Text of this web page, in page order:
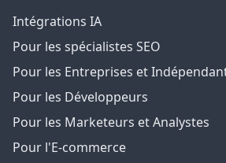
Intégrations IA
Pour les spécialistes SEO
Pour les Entreprises et
Pour les Développeurs
Pour les Marketeurs et Analystes
Pour l'E-commerce